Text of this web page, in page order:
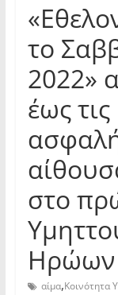
το
2022»
έως
στο
Ηρώων
αίμα,Κοινότητα